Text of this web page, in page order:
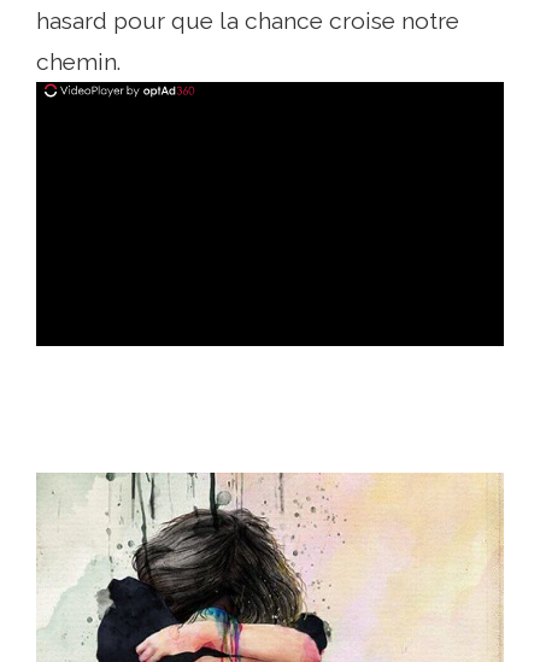
hasard pour que la chance croise notre
chemin.